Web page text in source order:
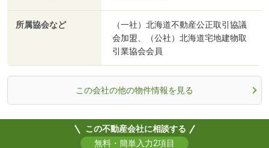
所属協会など
（一社）北海道不動産公正取引協議
会加盟、（公社）北海道宅地建物取
引業協会会員
この会社の他の物件情報を見る
この不動産会社に相談する
無料・簡単入力2項目